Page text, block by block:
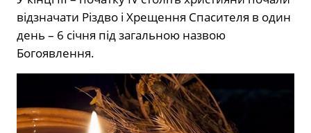
відзначати Різдво і Хрещення Спасителя в один
день – 6 січня під загальною назвою
Богоявлення.